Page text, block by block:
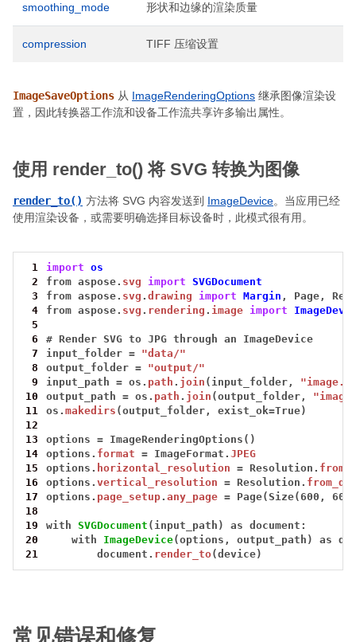
smoothing_mode 形状和边缘的渲染质量
compression TIFF 压缩设置
ImageSaveOptions 从 ImageRenderingOptions 继承图像渲染设
置，因此转换器工作流和设备工作流共享许多输出属性。
使用 render_to() 将 SVG 转换为图像
render_to() 方法将 SVG 内容发送到 ImageDevice。当应用已经
使用渲染设备，或需要明确选择目标设备时，此模式很有用。
1 import
os
2
from aspose. svg import
SVGDocument
3
from aspose. svg .drawing import Margin , Page,
4
from aspose. svg . rendering . image import
5
6
# Render SVG to JPG through an
ImageDevice
7
input_folder = "data/"
8
output_folder = "output/"
9
input_path = os. path . join (input_folder,
10
output_path = os. path . join (output_folder,
11
os.makedirs (output_folder, exist_ok=True)
12
13
options = ImageRenderingOptions()
14
options. format = ImageFormat.JPEG
15
options. horizontal_resolution = Resolution.
16
options.vertical_resolution = Resolution.
17
options. page_setup.any_page = Page(Size(600,
18
19
with SVGDocument (input_path) as
document:
20
with ImageDevice(options, output_path) as
21
document. render_to(device)
常见错误和修复